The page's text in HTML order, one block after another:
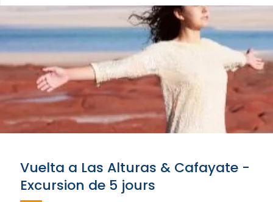
Vuelta a Las Alturas & Cafayate -
Excursion de 5 jours